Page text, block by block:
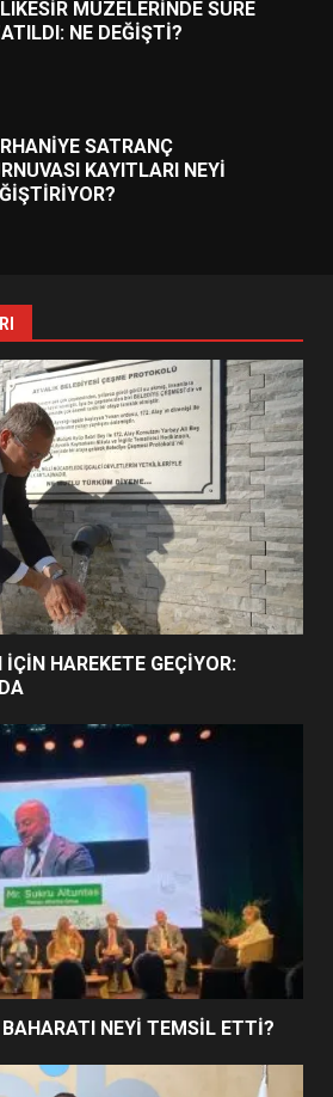
MÜZELERİNDE SÜRE
NE DEĞİŞTİ?
SATRANÇ
KAYITLARI NEYİ
YÖNETİM NASIL
SU MİRASI İÇİN
GEÇİYOR: GÖZLER
2026’DA TÜRK BAHARATI
TEMSİL ETTİ?
KRİTİK ATAMA:
NE
GURURU TÜRKİYE
NE BAŞARDI?
NE DEĞİŞTİ?
HAREKETE GEÇİYOR:
NEYİ TEMSİL ETTİ?